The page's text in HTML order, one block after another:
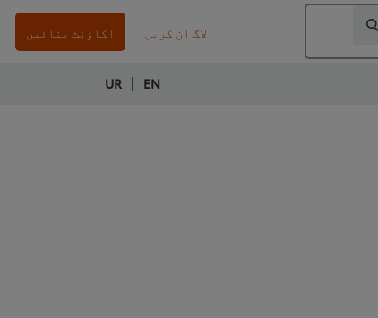
لاگ ان کریں اکاؤنٹ بنائیں
EN
|
UR